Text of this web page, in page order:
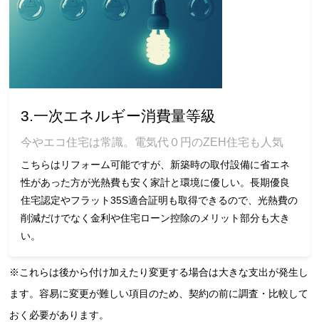
3.一次エネルギー消費量等級
今やエコ住宅は常識。電気代０円のZEH住宅も人気
こちらはリフォーム可能ですが、新築時の取付設備に省エネ
性があった方が光熱費も安く家計と環境に優しい。長期優良
住宅認定やフラット35S適合証明も取得できるので、光熱費の
削減だけでなく金利や住宅ローン控除のメリット部分も大き
い。
※これらは後から付け加えたり変更する場合は大きな支出が発生し
ます。容易に変更が難しい項目のため、契約の前に調査・比較して
おく必要があります。